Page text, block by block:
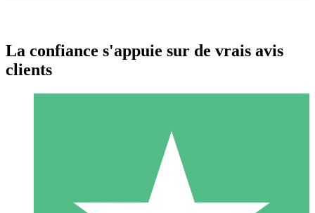
Packs de Crédits Individuels
Payez à l'utilisation avec des crédits de téléchargement. Sans
La confiance s'appuie sur de vrais avis
clients